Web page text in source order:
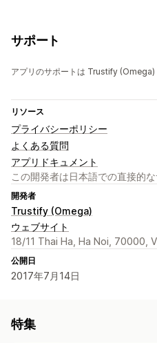
サポート
アプリのサポートは Trustify (Omega)
リソース
プライバシーポリシー
よくある質問
アプリドキュメント
この開発者は日本語での直接的
開発者
Trustify (Omega)
ウェブサイト
18/11 Thai Ha, Ha Noi, 70000,
公開日
2017年7月14日
特集